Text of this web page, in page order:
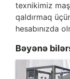
texnikimiz
qaldırmaq
hesabınızda
Bəyənə